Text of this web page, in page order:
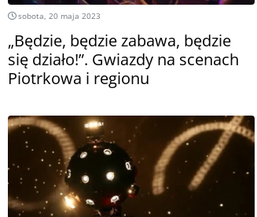
sobota, 20 maja 2023
„Będzie, będzie zabawa, będzie
się działo!”. Gwiazdy na scenach
Piotrkowa i regionu